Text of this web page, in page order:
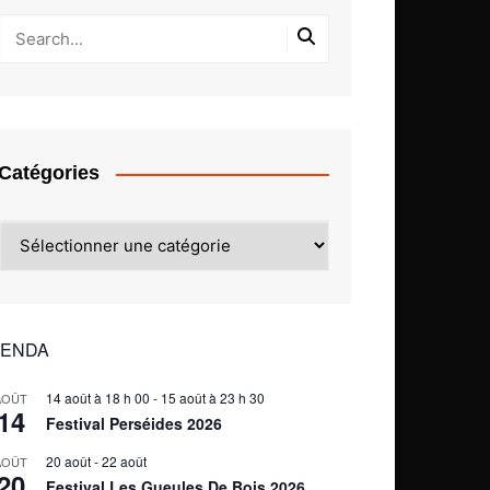
14 août à 18 h 00 - 15 août à 23 h 30
Festival Perséides 2026
20 août-22 août